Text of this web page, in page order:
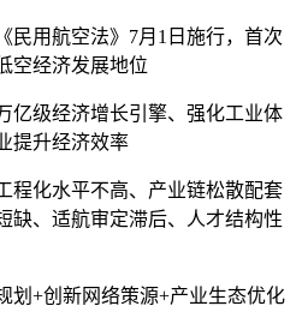
民用航空法》7月1日施行，首次
空经济发展地位
亿级经济增长引擎、强化工业体
提升经济效率
程化水平不高、产业链松散配套
缺、适航审定滞后、人才结构性
划+创新网络策源+产业生态优化